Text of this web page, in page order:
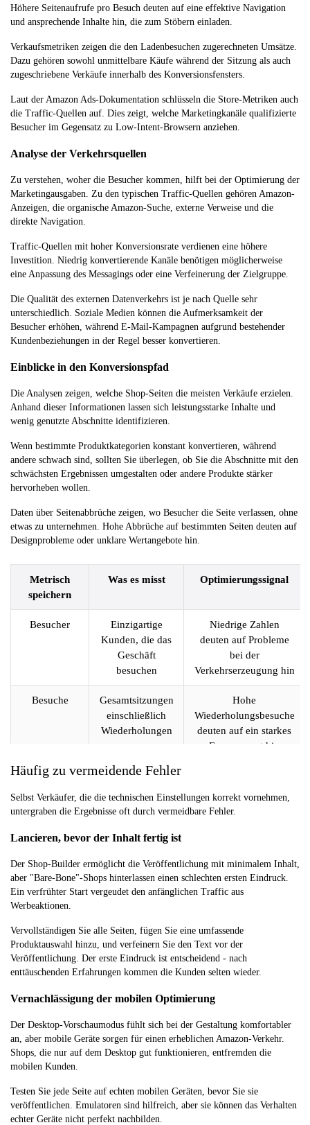
Höhere Seitenaufrufe pro Besuch deuten auf eine effektive Navigation
und ansprechende Inhalte hin, die zum Stöbern einladen.
Verkaufsmetriken zeigen die den Ladenbesuchen zugerechneten Umsätze.
Dazu gehören sowohl unmittelbare Käufe während der Sitzung als auch
zugeschriebene Verkäufe innerhalb des Konversionsfensters.
Laut der Amazon Ads-Dokumentation schlüsseln die Store-Metriken auch
die Traffic-Quellen auf. Dies zeigt, welche Marketingkanäle qualifizierte
Besucher im Gegensatz zu Low-Intent-Browsern anziehen.
Analyse der Verkehrsquellen
Zu verstehen, woher die Besucher kommen, hilft bei der Optimierung der
Marketingausgaben. Zu den typischen Traffic-Quellen gehören Amazon-
Anzeigen, die organische Amazon-Suche, externe Verweise und die
direkte Navigation.
Traffic-Quellen mit hoher Konversionsrate verdienen eine höhere
Investition. Niedrig konvertierende Kanäle benötigen möglicherweise
eine Anpassung des Messagings oder eine Verfeinerung der Zielgruppe.
Die Qualität des externen Datenverkehrs ist je nach Quelle sehr
unterschiedlich. Soziale Medien können die Aufmerksamkeit der
Besucher erhöhen, während E-Mail-Kampagnen aufgrund bestehender
Kundenbeziehungen in der Regel besser konvertieren.
Einblicke in den Konversionspfad
Die Analysen zeigen, welche Shop-Seiten die meisten Verkäufe erzielen.
Anhand dieser Informationen lassen sich leistungsstarke Inhalte und
wenig genutzte Abschnitte identifizieren.
Wenn bestimmte Produktkategorien konstant konvertieren, während
andere schwach sind, sollten Sie überlegen, ob Sie die Abschnitte mit den
schwächsten Ergebnissen umgestalten oder andere Produkte stärker
hervorheben wollen.
Daten über Seitenabbrüche zeigen, wo Besucher die Seite verlassen, ohne
etwas zu unternehmen. Hohe Abbrüche auf bestimmten Seiten deuten auf
Designprobleme oder unklare Wertangebote hin.
Metrisch
speichern
Was es misst Optimierungssignal
Besucher
Einzigartige
Kunden, die das
Geschäft
besuchen
Niedrige Zahlen
deuten auf Probleme
bei der
Verkehrserzeugung hin
Besuche
Gesamtsitzungen
einschließlich
Wiederholungen
Hohe
Wiederholungsbesuche
deuten auf ein starkes
Engagement hin
Seitenaufrufe
Gesamtzahl der
Seiten über alle
schlechte Navigation
Ladenverkehr
zuzurechnende
Umsätze
Erfolgsmaßstab für die
ROI-Berechnung
Verkaufte
Einheiten
Von
Ladenbesuchern
gekaufte
Produkte
Zeigt, welche Produkte
die Konversionsrate
erhöhen
Quellen des
Woher die
kommen
Zeigt, welche Kanäle
Häufig zu vermeidende Fehler
Selbst Verkäufer, die die technischen Einstellungen korrekt vornehmen,
untergraben die Ergebnisse oft durch vermeidbare Fehler.
Lancieren, bevor der Inhalt fertig ist
Der Shop-Builder ermöglicht die Veröffentlichung mit minimalem Inhalt,
aber "Bare-Bone"-Shops hinterlassen einen schlechten ersten Eindruck.
Ein verfrühter Start vergeudet den anfänglichen Traffic aus
Werbeaktionen.
Vervollständigen Sie alle Seiten, fügen Sie eine umfassende
Produktauswahl hinzu, und verfeinern Sie den Text vor der
Veröffentlichung. Der erste Eindruck ist entscheidend - nach
enttäuschenden Erfahrungen kommen die Kunden selten wieder.
Vernachlässigung der mobilen Optimierung
Der Desktop-Vorschaumodus fühlt sich bei der Gestaltung komfortabler
an, aber mobile Geräte sorgen für einen erheblichen Amazon-Verkehr.
Shops, die nur auf dem Desktop gut funktionieren, entfremden die
mobilen Kunden.
Testen Sie jede Seite auf echten mobilen Geräten, bevor Sie sie
veröffentlichen. Emulatoren sind hilfreich, aber sie können das Verhalten
echter Geräte nicht perfekt nachbilden.